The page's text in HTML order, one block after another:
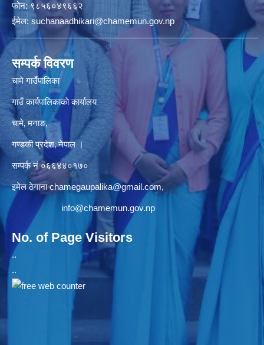
फोन: ९८५६०४९६६२
ईमेल: suchanaadhikari@chamemun.gov.np
सम्पर्क विवरण
चामे गाउँपालिका
गाउँ कार्यपालिकाकाे कार्यालय
चामे‚ मनाङ‚
गण्डकी प्रदेश‚ नेपाल ।
सम्पर्क न‌ं‍ ०६६४४०१७०
इमेल ठेगानाchamegaupalika@gmail.com,
info@chamemun.gov.np
No. of Page Visitors
..
..